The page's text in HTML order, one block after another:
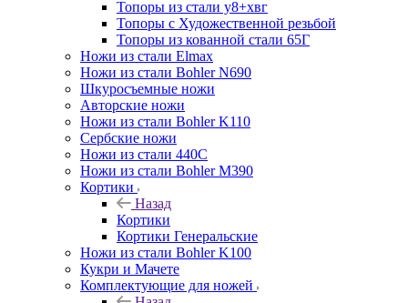
Топоры из стали у8+хвг
Топоры с Художественной резьбой
Топоры из кованной стали 65Г
Ножи из стали Elmax
Ножи из стали Bohler N690
Шкуросъемные ножи
Авторские ножи
Ножи из стали Bohler K110
Сербские ножи
Ножи из стали 440С
Ножи из стали Bohler M390
Кортики
Назад
Кортики
Кортики Генеральские
Ножи из стали Bohler K100
Кукри и Мачете
Комплектующие для ножей